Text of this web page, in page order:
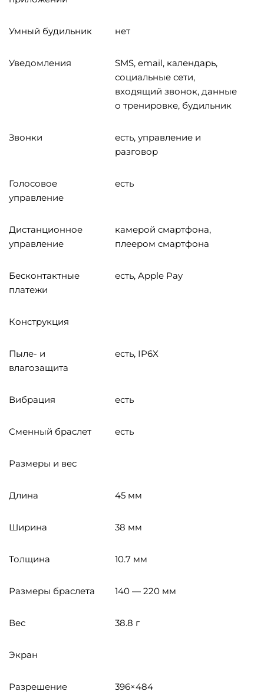
Умный будильник нет
Уведомления
SMS, email, календарь,
социальные сети,
входящий звонок, данные
о тренировке, будильник
Звонки
есть, управление и
разговор
Голосовое
управление
есть
Дистанционное
управление
камерой смартфона,
плеером смартфона
Бесконтактные
платежи
есть, Apple Pay
Конструкция
Пыле- и
влагозащита
есть, IP6X
Вибрация есть
Сменный браслет есть
Размеры и вес
Длина 45 мм
Ширина 38 мм
Толщина 10.7 мм
Размеры браслета 140 — 220 мм
Вес 38.8 г
Экран
Разрешение
396×484